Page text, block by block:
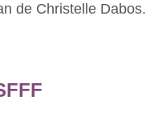
de Christelle Dabos.